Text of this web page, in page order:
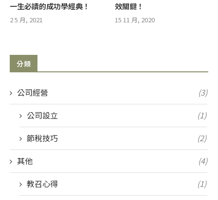
一生必讀的成功學經典！
2 5 月, 2021
效關鍵！
15 11 月, 2020
分類
公司經營
(3)
公司設立
(1)
節稅技巧
(2)
其他
(4)
教召心得
(1)